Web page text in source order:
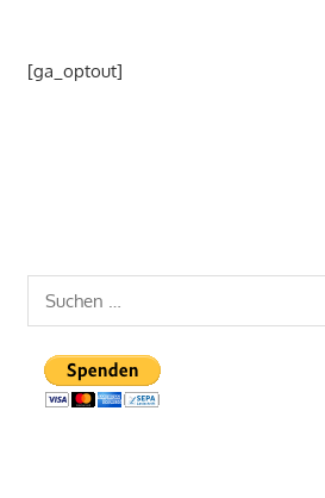
[ga_optout]